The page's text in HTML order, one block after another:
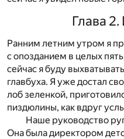
Глава
Ранним летним утром я
с опозданием в целых
сейчас я буду
главбуха. Я уже достал
лоб зеленкой,
пиздюлины, как вдруг
Наше руководство
Она была директором